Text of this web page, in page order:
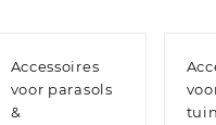
Accessoires
voor parasols
&